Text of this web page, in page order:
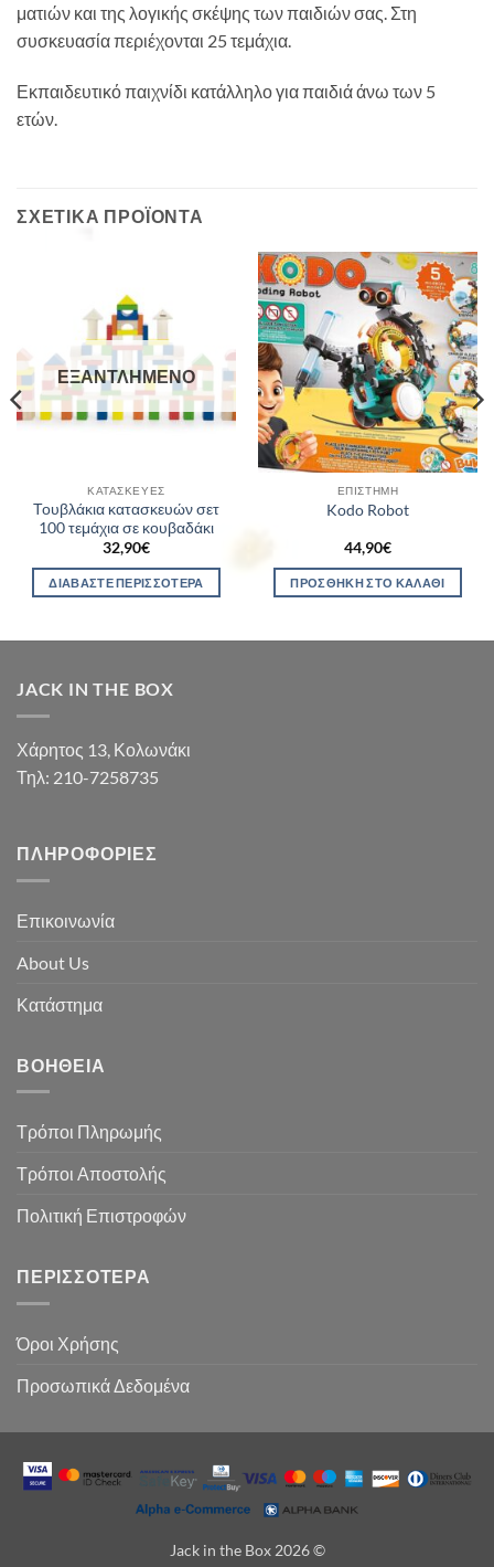
ματιών και της λογικής σκέψης των παιδιών σας. Στη
συσκευασία περιέχονται 25 τεμάχια.
Εκπαιδευτικό παιχνίδι κατάλληλο για παιδιά άνω των 5
ετών.
ΣΧΕΤΙΚΆ ΠΡΟΪΌΝΤΑ
ΕΞΑΝΤΛΗΜΈΝΟ
ΚΑΤΑΣΚΕΥΈΣ
Τουβλάκια κατασκευών σετ
100 τεμάχια σε κουβαδάκι
32,90€
ΔΙΑΒΆΣΤΕ ΠΕΡΙΣΣΌΤΕΡΑ
ΕΠΙΣΤΉΜΗ
Kodo Robot
44,90€
ΠΡΟΣΘΉΚΗ ΣΤΟ ΚΑΛΆΘΙ
JACK IN THE BOX
Χάρητος 13, Κολωνάκι
Τηλ: 210-7258735
ΠΛΗΡΟΦΟΡΊΕΣ
Επικοινωνία
About Us
Κατάστημα
ΒΟΉΘΕΙΑ
Τρόποι Πληρωμής
Τρόποι Αποστολής
Πολιτική Επιστροφών
ΠΕΡΙΣΣΌΤΕΡΑ
Όροι Χρήσης
Προσωπικά Δεδομένα
Jack in the Box 2026 ©